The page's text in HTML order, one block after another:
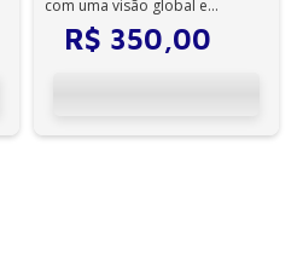
com uma visão global e
utilizando os mais recentes
recurs...
R$ 350,00